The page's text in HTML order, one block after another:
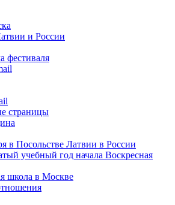
и России
фестиваля
страницы
в Посольстве Латвии в России
учебный год начала Воскресная
школа в Москве